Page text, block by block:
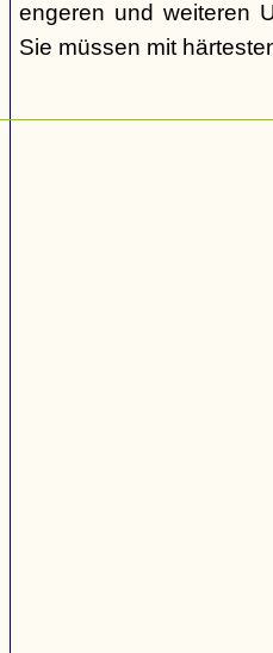
engeren und weiteren
Sie müssen mit